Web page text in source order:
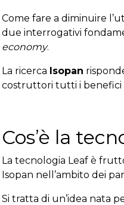
Come fare a diminuire
due interrogativi
economy.
La ricerca Isopan
costruttori tutti i benefici
Cos’è la
La tecnologia Leaf è
Isopan nell’ambito dei
Si tratta di un’idea nata